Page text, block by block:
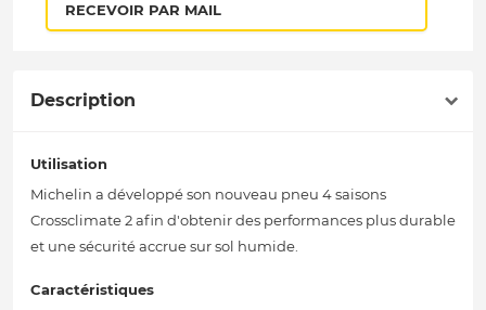
RECEVOIR PAR MAIL
Description
Utilisation
Michelin a développé son nouveau pneu 4 saisons
Crossclimate 2 afin d'obtenir des performances plus durable
et une sécurité accrue sur sol humide.
Caractéristiques